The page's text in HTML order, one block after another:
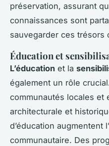
préservation, assurant
connaissances sont
sauvegarder ces trésors
Éducation et
L’éducation et la
également un rôle
communautés locales et
architecturale et
d’éducation augmentent
communautaire. Des